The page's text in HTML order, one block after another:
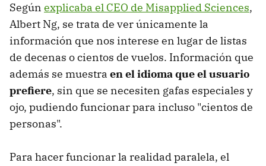
Según explicaba el CEO de Misapplied Sciences,
Albert Ng, se trata de ver únicamente la
información que nos interese en lugar de listas
de decenas o cientos de vuelos. Información que
además se muestra en el idioma que el usuario
prefiere, sin que se necesiten gafas especiales y
ojo, pudiendo funcionar para incluso "cientos de
personas".
Para hacer funcionar la realidad paralela, el